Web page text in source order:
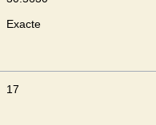
Exacte
17